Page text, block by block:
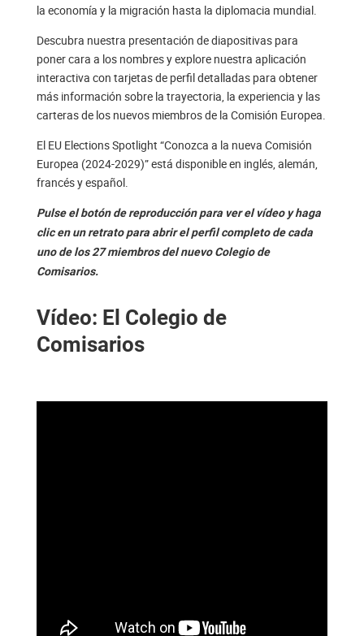
la economía y la migración hasta la diplomacia mundial.
Descubra nuestra presentación de diapositivas para
poner cara a los nombres y explore nuestra aplicación
interactiva con tarjetas de perfil detalladas para obtener
más información sobre la trayectoria, la experiencia y las
carteras de los nuevos miembros de la Comisión Europea.
El EU Elections Spotlight “Conozca a la nueva Comisión
Europea (2024-2029)” está disponible en inglés, alemán,
francés y español.
Pulse el botón de reproducción para ver el vídeo y haga
clic en un retrato para abrir el perfil completo de cada
uno de los 27 miembros del nuevo Colegio de
Comisarios.
Vídeo: El Colegio de
Comisarios